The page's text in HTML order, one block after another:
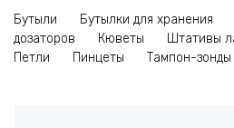
Бутыли Бутылки для хранения
дозаторов
Кюветы Штативы
Петли
Пинцеты Тампон-зонды